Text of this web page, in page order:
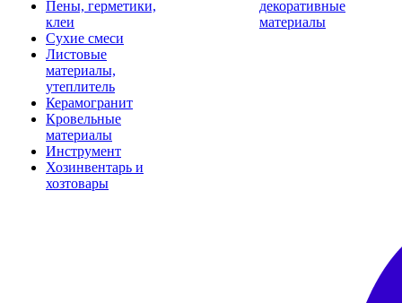
Пены, герметики,
клеи
Сухие смеси
Листовые
материалы,
утеплитель
Керамогранит
Кровельные
материалы
Инструмент
Хозинвентарь и
хозтовары
декоративные
материалы